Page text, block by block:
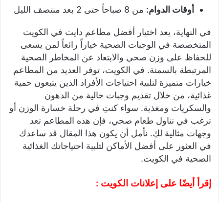
أوقات الدوام: من 8 صباحاً حتى 2 بعد منتصف الليل
في النهاية، يعد اختيار أفضل مطاعم دايت في الكويت
المتخصصة في الوجبات الصحية خياراً رائعاً لمن يسعى
للحفاظ على وزن صحي والابتعاد عن المخاطر الصحية
المرتبطة بالسمنة. في الكويت، توفر العديد من المطاعم
خيارات متميزة لتلبية احتياجات الأفراد الذين يتبعون حمية
غذائية، من خلال تقديم وجبات خالية من الدهون
والسكريات ومغذية. سواء كنتِ في رحلة خسارة الوزن أو
ترغب في تناول طعام صحي، فإن هذه المطاعم تعد
وجهات مثالية لكِ. نأمل أن يكون هذا المقال قد ساعدك
في العثور على أفضل الأماكن لتلبية احتياجاتك الغذائية
الصحية في الكويت.
إقرأ أيضًا على إعلانات الكويت :